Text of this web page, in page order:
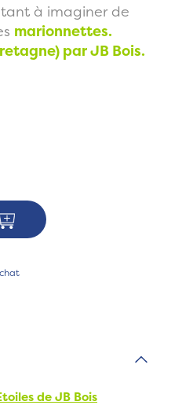
à imaginer de
marionnettes.
par JB Bois.
de JB Bois